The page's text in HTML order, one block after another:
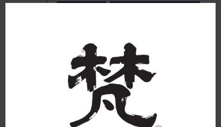
フェミナリーズ世界ワインコンクール
金賞
梵・天使のめざめ 梵・純米55
ワイングラスでおいしい日本酒アワード